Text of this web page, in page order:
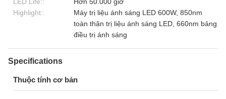
Highlight::
Máy trị liệu ánh sáng LED 600W, 850nm
toàn thân trị liệu ánh sáng LED, 660nm bảng
điều trị ánh sáng
Specifications
Thuộc tính cơ bản